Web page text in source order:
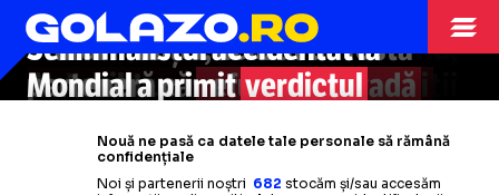
FRANTA
ani! Cine preia transmisiunile
meciurilor: „Streamingul a devenit
o modalitate firească”
Citește mai mult
înainte să câștige Mondialul:
„Am
reluat lupta cu dopajul după
turneu”
Citește mai mult
Fostul antrenor al lui Real Madrid,
numit selecționerul naționalei
Deschamps
„N-OSĂ VĂ MINT”
Kylian Mbappea cumpărat spații
publice o scrisoare pentru fani
ISTORIE
A stabilit un record pe caretoți
mare problemă
Starul Franței, acuzat de fosta
parteneră cărefuzăsă-șivadă
alimentară
Semifinalistul accidentat la
Mondial a primitverdictul
amănunțite
Nouă ne pasă ca datele tale personale să rămână
confidențiale
Noi și partenerii noștri 682 stocăm și/sau accesăm